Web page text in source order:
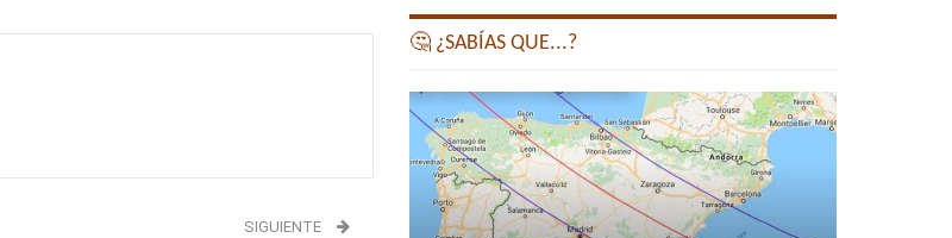
SIGUIENTE
🤔 ¿SABÍAS QUE...?